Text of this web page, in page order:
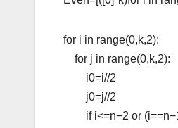
for i in range(0,k,2):
for j in range(0,k,2):
i0=i//2
j0=j//2
ifi<=n−2 or (i==n